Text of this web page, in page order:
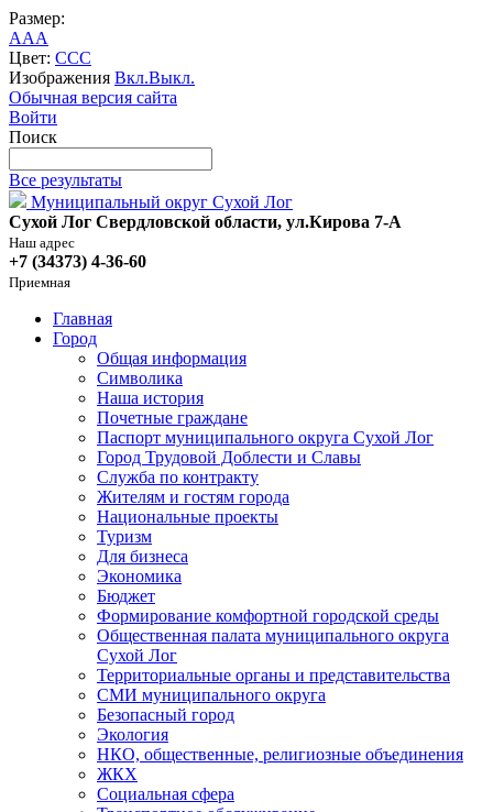
Размер:
AAA
Цвет: CCC
Изображения Вкл.Выкл.
Обычная версия сайта
Войти
Поиск
Все результаты
Муниципальный округ Сухой Лог
Сухой Лог Свердловской области, ул.Кирова 7-А
Наш адрес
+7 (34373) 4-36-60
Приемная
Главная
Город
Общая информация
Символика
Наша история
Почетные граждане
Паспорт муниципального округа Сухой Лог
Город Трудовой Доблести и Славы
Служба по контракту
Жителям и гостям города
Национальные проекты
Туризм
Для бизнеса
Экономика
Бюджет
Формирование комфортной городской среды
Общественная палата муниципального округа
Сухой Лог
Территориальные органы и представительства
СМИ муниципального округа
Безопасный город
Экология
НКО, общественные, религиозные объединения
ЖКХ
Социальная сфера